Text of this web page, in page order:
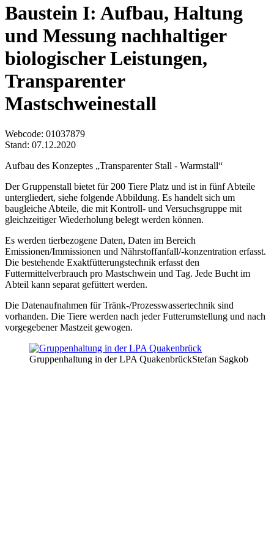
Baustein I: Aufbau, Haltung
und Messung nachhaltiger
biologischer Leistungen,
Transparenter
Mastschweinestall
Webcode: 01037879
Stand: 07.12.2020
Aufbau des Konzeptes „Transparenter Stall - Warmstall“
Der Gruppenstall bietet für 200 Tiere Platz und ist in fünf Abteile
untergliedert, siehe folgende Abbildung. Es handelt sich um
baugleiche Abteile, die mit Kontroll- und Versuchsgruppe mit
gleichzeitiger Wiederholung belegt werden können.
Es werden tierbezogene Daten, Daten im Bereich
Emissionen/Immissionen und Nährstoffanfall/-konzentration erfasst.
Die bestehende Exaktfütterungstechnik erfasst den
Futtermittelverbrauch pro Mastschwein und Tag. Jede Bucht im
Abteil kann separat gefüttert werden.
Die Datenaufnahmen für Tränk-/Prozesswassertechnik sind
vorhanden. Die Tiere werden nach jeder Futterumstellung und nach
vorgegebener Mastzeit gewogen.
Gruppenhaltung in der LPA QuakenbrückStefan Sagkob